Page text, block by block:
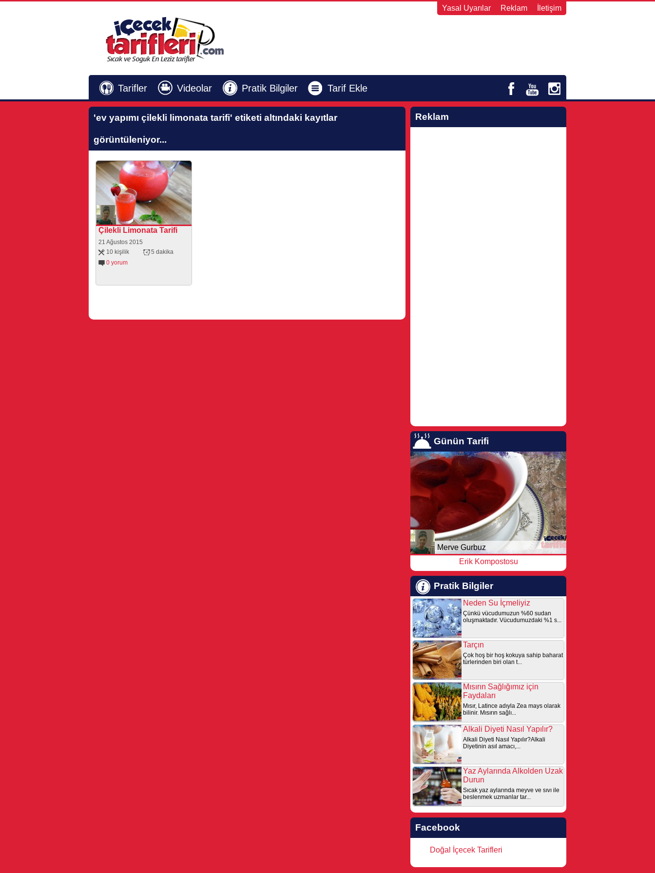
Yasal Uyarılar Reklam İletişim
Tarifler Videolar Pratik Bilgiler Tarif Ekle
'ev yapımı çilekli limonata tarifi' etiketi altındaki kayıtlar
görüntüleniyor...
Çilekli Limonata Tarifi
21 Ağustos 2015
10 kişilik
5 dakika
0 yorum
Reklam
Günün Tarifi
Merve Gurbuz
Erik Kompostosu
Pratik Bilgiler
Neden Su İçmeliyiz
Çünkü vücudumuzun %60 sudan
oluşmaktadır. Vücudumuzdaki %1 s...
Tarçın
Çok hoş bir hoş kokuya sahip baharat
türlerinden biri olan t...
Mısırın Sağlığımız için
Faydaları
Mısır, Latince adıyla Zea mays olarak
bilinir. Mısırın sağlı...
Alkali Diyeti Nasıl Yapılır?
Alkali Diyeti Nasıl Yapılır?Alkali
Diyetinin asıl amacı,...
Yaz Aylarında Alkolden Uzak
Durun
Sıcak yaz aylarında meyve ve sıvı ile
beslenmek uzmanlar tar...
Facebook
Doğal İçecek Tarifleri